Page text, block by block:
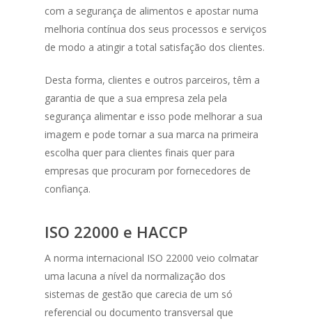
com a segurança de alimentos e apostar numa
melhoria contínua dos seus processos e serviços
de modo a atingir a total satisfação dos clientes.
Desta forma, clientes e outros parceiros, têm a
garantia de que a sua empresa zela pela
segurança alimentar e isso pode melhorar a sua
imagem e pode tornar a sua marca na primeira
escolha quer para clientes finais quer para
empresas que procuram por fornecedores de
confiança.
ISO 22000 e HACCP
A norma internacional ISO 22000 veio colmatar
uma lacuna a nível da normalização dos
sistemas de gestão que carecia de um só
referencial ou documento transversal que